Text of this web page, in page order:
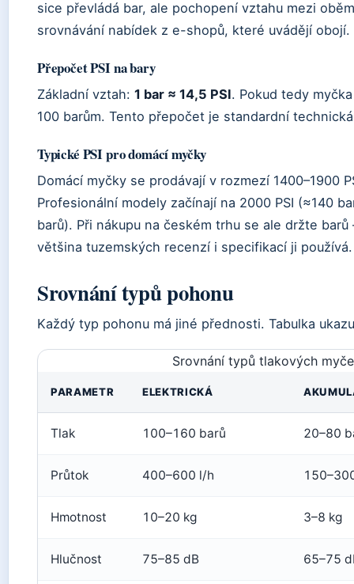
sice převládá bar, ale pochopení vztahu mezi
srovnávání nabídek z e-shopů, které uvádějí obojí.
Přepočet PSI na bary
Základní vztah: 1 bar ≈ 14,5 PSI. Pokud tedy
100 barům. Tento přepočet je standardní
Typické PSI pro domácí myčky
Domácí myčky se prodávají v rozmezí 1400–1900
Profesionální modely začínají na 2000 PSI (≈140
barů). Při nákupu na českém trhu se ale držte
většina tuzemských recenzí i specifikací ji používá.
Srovnání typů pohonu
Každý typ pohonu má jiné přednosti. Tabulka
Srovnání typů tlakových
PARAMETR ELEKTRICKÁ
Tlak 100–160 barů 20–80
Průtok 400–600 l/h
Hmotnost 10–20 kg 3–8 kg
Hlučnost 75–85 dB 65–75